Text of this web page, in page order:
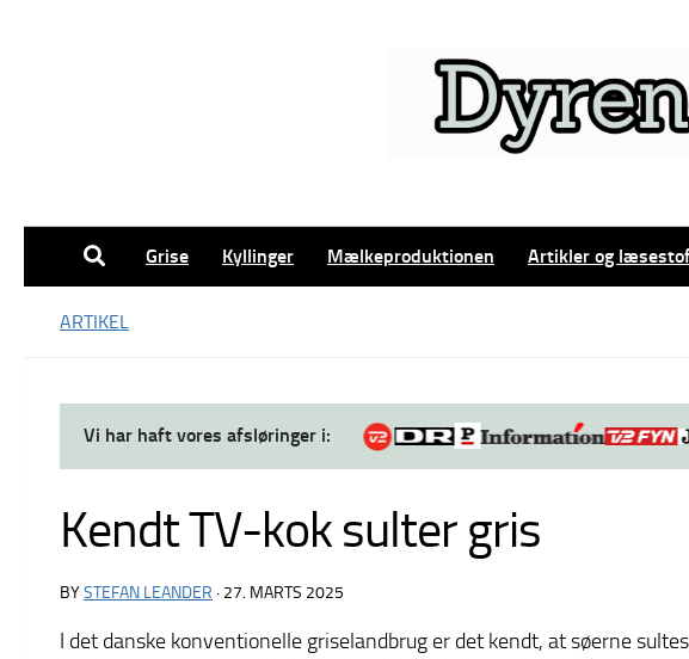
Grise Kyllinger Mælkeproduktionen Artikler og
ARTIKEL
Vi har haft vores afsløringer i:
Kendt TV-kok sulter gris
BYSTEFAN LEANDER · 27. MARTS 2025
I det danske konventionelle griselandbrug er det kendt, at søerne